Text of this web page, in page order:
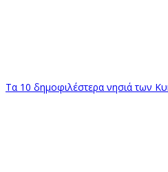
Τα 10 δημοφιλέστερα νησιά των